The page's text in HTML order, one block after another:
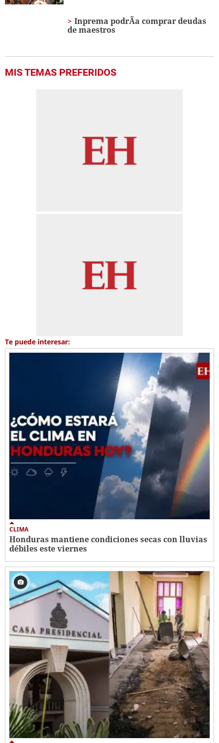
Inprema podrÃ­a comprar deudas
de maestros
MIS TEMAS PREFERIDOS
Te puede interesar:
CLIMA
Honduras mantiene condiciones secas con lluvias
débiles este viernes